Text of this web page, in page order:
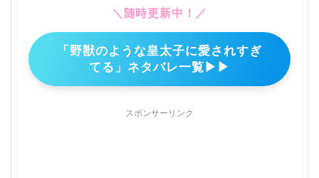
＼随時更新中！／
「野獣のような皇太子に愛されすぎ
てる」ネタバレ一覧▶▶
スポンサーリンク